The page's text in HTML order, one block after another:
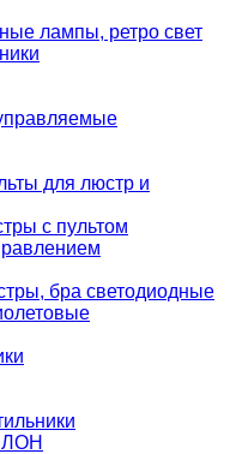
лампы, ретро свет
для люстр и
с пультом
бра светодиодные
ЛОН